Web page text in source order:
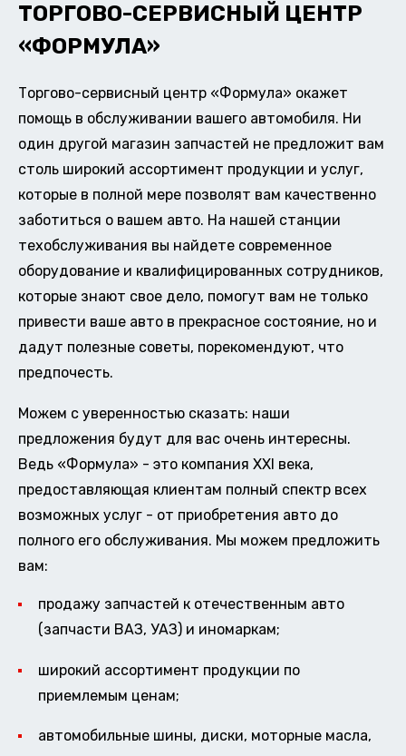
ТОРГОВО-СЕРВИСНЫЙ ЦЕНТР
«ФОРМУЛА»
Торгово-сервисный центр «Формула» окажет
помощь в обслуживании вашего автомобиля. Ни
один другой магазин запчастей не предложит вам
столь широкий ассортимент продукции и услуг,
которые в полной мере позволят вам качественно
заботиться о вашем авто. На нашей станции
техобслуживания вы найдете современное
оборудование и квалифицированных сотрудников,
которые знают свое дело, помогут вам не только
привести ваше авто в прекрасное состояние, но и
дадут полезные советы, порекомендуют, что
предпочесть.
Можем с уверенностью сказать: наши
предложения будут для вас очень интересны.
Ведь «Формула» - это компания XXI века,
предоставляющая клиентам полный спектр всех
возможных услуг - от приобретения авто до
полного его обслуживания. Мы можем предложить
вам:
продажу запчастей к отечественным авто
(запчасти ВАЗ, УАЗ) и иномаркам;
широкий ассортимент продукции по
приемлемым ценам;
автомобильные шины, диски, моторные масла,